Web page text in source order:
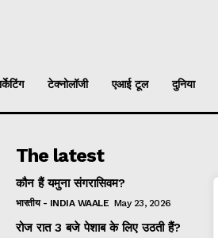
टेक्नोलॉजी एआई टूल दुनिया
The latest
कौन हैं यमुना संगरासिवम?
भारतीय - INDIA WAALE May 23, 2026
रोज रात 3 बजे पेशाब के लिए उठती हैं?